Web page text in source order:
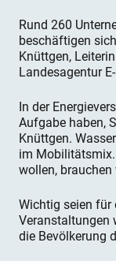
Rund 260
beschäftigen
Knüttgen,
Landesagentur
In der
Aufgabe haben,
Knüttgen.
im
wollen,
Wichtig seien
Veranstaltungen
die Bevölkerung